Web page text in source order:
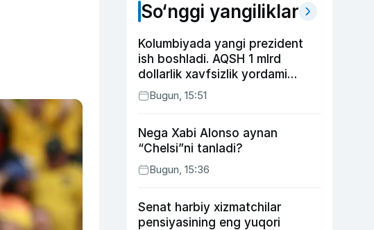
So‘nggi yangiliklar
Kolumbiyada yangi prezident
ish boshladi. AQSH 1 mlrd
dollarlik xavfsizlik yordami
bermoqchi
Bugun, 15:51
Nega Xabi Alonso aynan
“Chelsi”ni tanladi?
Bugun, 15:36
Senat harbiy xizmatchilar
pensiyasining eng yuqori